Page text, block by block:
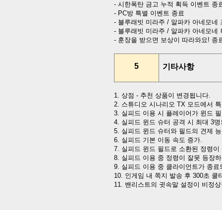
- 시한폭탄 금고 누적 획득 이벤트 종
- PC방 특별 이벤트 종료
- 블루래빗 미라주 / 알파카 아네모네
- 블루래빗 미라주 / 알파카 아네모네
- 훈장을 받으면 보상이 따라와요! 종
5 기타사항
1. 상점 - 추천 상품이 변경됩니다.
2. 스튜디오 시나리오 TX 모드에서
3. 실피드 이용 시 플레이어가 윈드
4. 실피드 윈드 슈터 공격 시 최대 3
5. 실피드 윈드 슈터와 필드의 견제
6. 실피드 기본 이동 속도 증가.
7. 실피드 윈드 필드로 소환된 정령
8. 실피드 이용 중 정령이 잘못 등장
9. 실피드 이용 중 클라이언트가 종료
10. 인게임 내 쪽지 발송 후 300초 쿨
11. 밴리스트의 귓속말 설정이 비정